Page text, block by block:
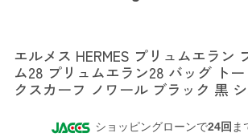
エルメス HERMES プリュムエラン
ム28 プリュムエラン28 バッグ ト
クスカーフ ノワール ブラック 黒
ショッピングローンで24回 ま